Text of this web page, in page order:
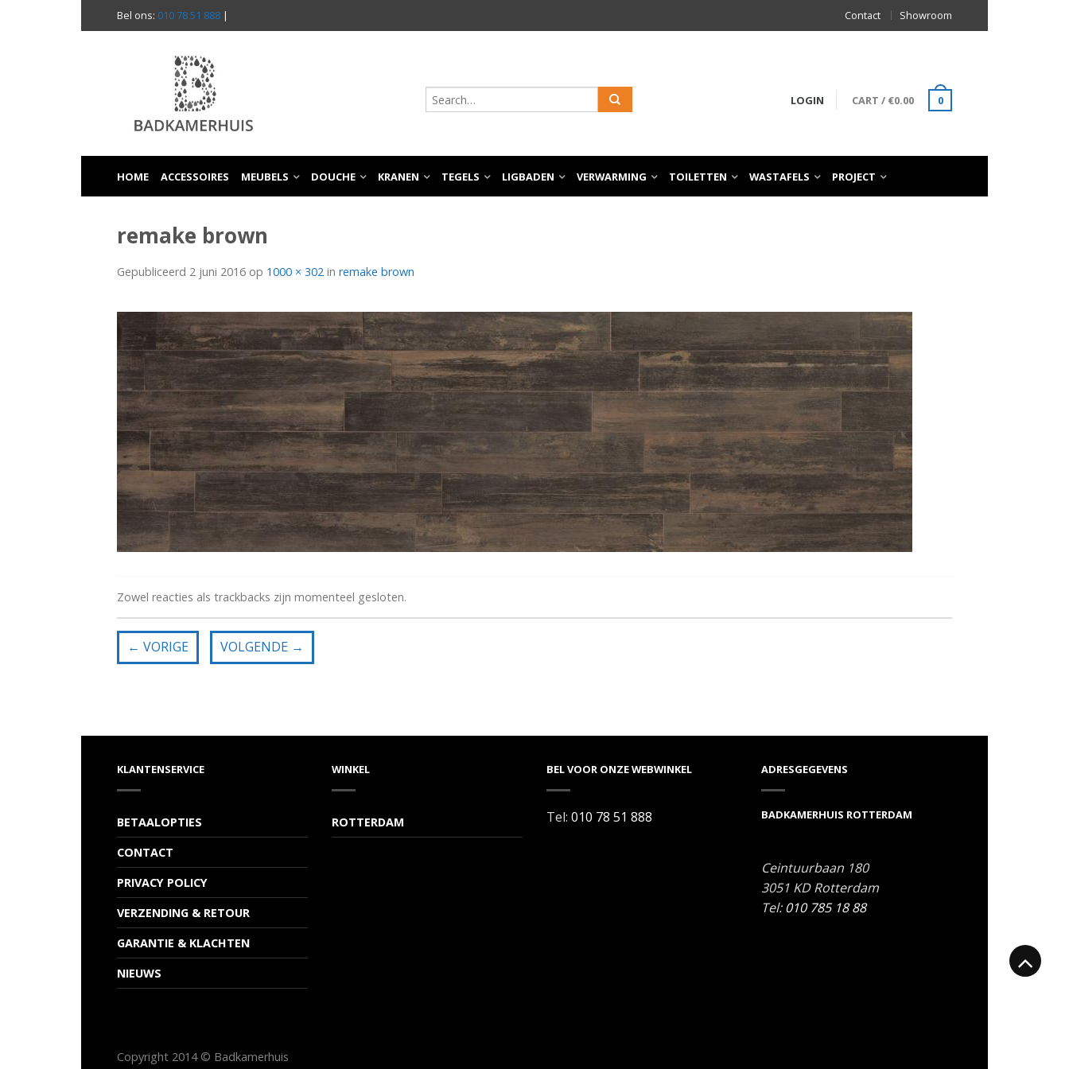
Bel ons: 010 78 51 888 | Contact Showroom
LOGIN CART / €0.00 0
HOME ACCESSOIRES MEUBELS DOUCHE KRANEN TEGELS LIGBADEN VERWARMING TOILETTEN WASTAFELS PROJECT
remake brown
Gepubliceerd 2 juni 2016 op 1000 × 302 in remake brown
Zowel reacties als trackbacks zijn momenteel gesloten.
← VORIGE VOLGENDE →
KLANTENSERVICE
BETAALOPTIES
CONTACT
PRIVACY POLICY
VERZENDING & RETOUR
GARANTIE & KLACHTEN
NIEUWS
WINKEL
ROTTERDAM
BEL VOOR ONZE WEBWINKEL
Tel: 010 78 51 888
ADRESGEGEVENS
BADKAMERHUIS ROTTERDAM
Ceintuurbaan 180
3051 KD Rotterdam
Tel:010 785 18 88
Copyright 2014 © Badkamerhuis